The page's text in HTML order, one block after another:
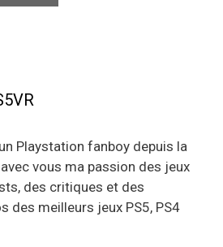
Playstation fanboy depuis la
vous ma passion des jeux
des critiques et des
des meilleurs jeux PS5, PS4